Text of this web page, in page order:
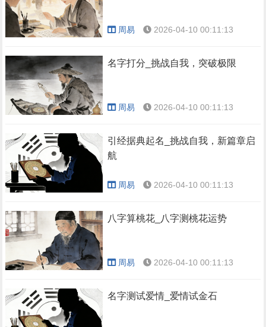
周易 2026-04-10 00:11:13
名字打分_挑战自我，突破极限
周易 2026-04-10 00:11:13
引经据典起名_挑战自我，新篇章启
航
周易 2026-04-10 00:11:13
八字算桃花_八字测桃花运势
周易 2026-04-10 00:11:13
名字测试爱情_爱情试金石